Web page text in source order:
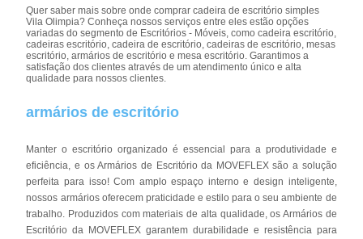
Quer saber mais sobre onde comprar cadeira de escritório simples
Vila Olimpia? Conheça nossos serviços entre eles estão opções
variadas do segmento de Escritórios - Móveis, como cadeira escritório,
cadeiras escritório, cadeira de escritório, cadeiras de escritório, mesas
escritório, armários de escritório e mesa escritório. Garantimos a
satisfação dos clientes através de um atendimento único e alta
qualidade para nossos clientes.
armários de escritório
Manter o escritório organizado é essencial para a produtividade e
eficiência, e os Armários de Escritório da MOVEFLEX são a solução
perfeita para isso! Com amplo espaço interno e design inteligente,
nossos armários oferecem praticidade e estilo para o seu ambiente de
trabalho. Produzidos com materiais de alta qualidade, os Armários de
Escritório da MOVEFLEX garantem durabilidade e resistência para